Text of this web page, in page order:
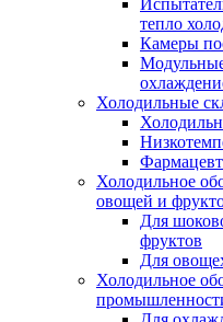
тепло
Камеры
Холодильные
Холодильное
овощей и
Для
фруктов
Для
Холодильное